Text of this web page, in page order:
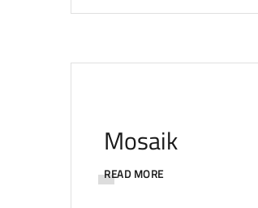
Mosaik
READ MORE